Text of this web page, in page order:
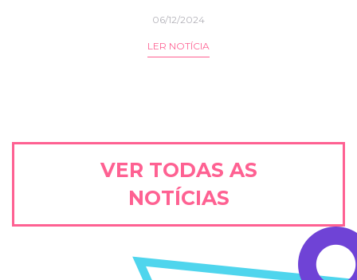
06/12/2024
LER NOTÍCIA
VER TODAS AS
NOTÍCIAS